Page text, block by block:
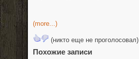
(more...)
(никто еще не проголосовал)
Похожие записи